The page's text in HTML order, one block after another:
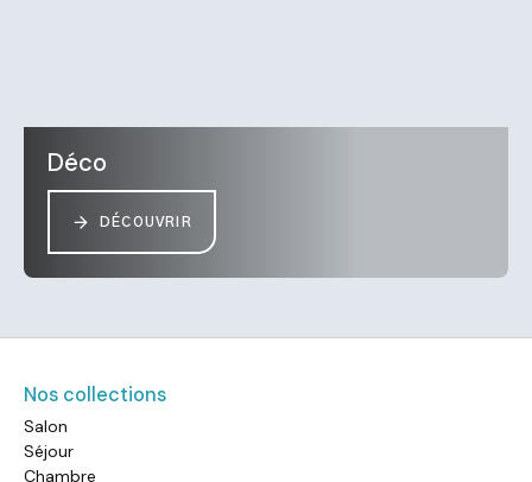
Déco
DÉCOUVRIR
Nos collections
Salon
Séjour
Chambre